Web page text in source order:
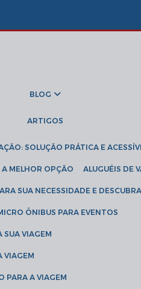
BLOG
ARTIGOS
SOLUÇÃO PRÁTICA E
A MELHOR OPÇÃO ALUGUÉIS
SUA NECESSIDADE E
MICRO ÔNIBUS PARA EVENTOS
SUA VIAGEM
VIAGEM
PARA A VIAGEM